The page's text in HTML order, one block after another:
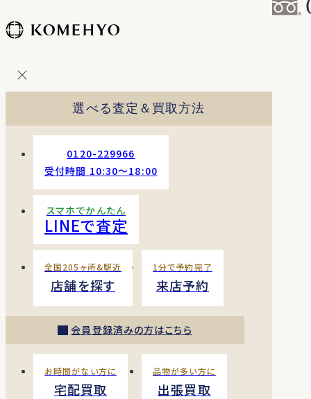
ン
選べる査定＆買取方法
0120-229966
受付時間 10:30〜18:00
スマホでかんたん
LINEで査定
全国205ヶ所&駅近
店舗を探す
1分で予約完了
来店予約
会員登録済みの方はこちら
お時間がない方に
宅配買取
品物が多い方に
出張買取